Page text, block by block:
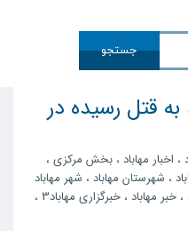
جستجو
قتل رسیده در
، اخبار مهاباد ، بخش مرکزی ،
، شهرستان مهاباد ، شهر مهاباد
، خبر مهاباد ، خبرگزاری مهاباد3
،